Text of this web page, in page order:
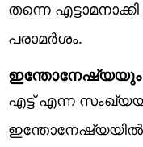
തന്നെ
പരാമര്‍ശം.
ഇന്തോനേഷ്യയും
എട്ട് എന്ന